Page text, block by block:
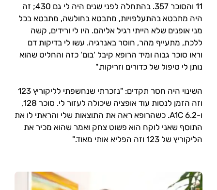
11 והסוכר 357. בהתחלה לפני שנים היה לי גם 430; זה
היה מתבטא בהתעלפויות, מתבטא בחולשה, מתבטא בכל
מני אופנים שלא הייתי רגיל אליהם. היו לי ורידים, קשה
ללכת, מתעייף מהר, חוסר באנרגיה. עשו לי בדיקות דם
וראו סוכר גבוה ומיד הרופא קיבל 'בום' כזה והחליט שהוא
נותן לי טיפול של כדורים וזריקות."
השינוי היה חסר תקדים: "נזכרתי שנחשפתי לליקוריץ 123
וזה הזמן לנסות עוד אופציה שיכולה לעזור לי. סוכר 128,
ו-A1C 6.2. כשהרופא ראה את התוצאות שלי והראתי לו את
התוסף שאני לוקח הוא פשוט צחק ואמר שהוא מכיר את
הליקוריץ של 123 וזה הפליא אותי מאוד."